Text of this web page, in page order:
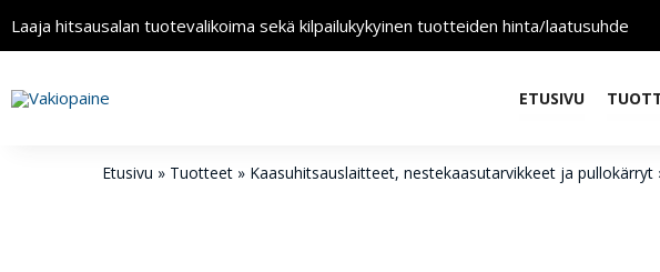
Laaja hitsausalan tuotevalikoima sekä kilpailukykyinen tuotteiden hinta/laatusuhde
ETUSIVU
Etusivu » Tuotteet » Kaasuhitsaus­laitteet, nestekaasu­tarvikkeet ja pullokärryt